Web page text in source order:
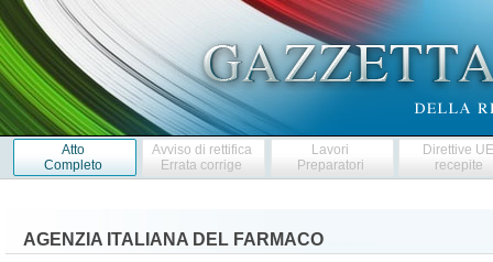
Atto
Completo
Avviso di rettifica
Errata corrige
Lavori
Preparatori
Direttive
recepite
AGENZIA ITALIANA DEL FARMACO